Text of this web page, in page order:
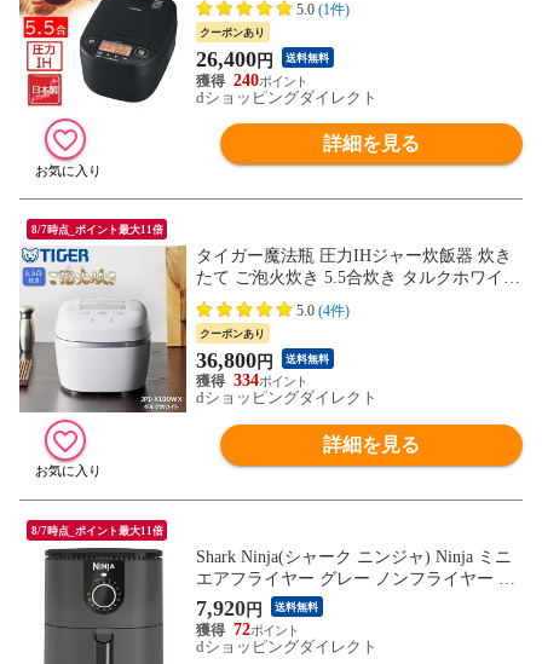
型番) NW-YA10-BA
5.0 (1件)
クーポンあり
26,400円 送料無料
240
dショッピングダイレクト
詳細を見る
8/7時点_ポイント最大11倍
タイガー魔法瓶 圧力IHジャー炊飯器 炊き
たて ご泡火炊き 5.5合炊き タルクホワイト
遠赤9層土鍋かまどコート釜 日本製 極みう
ま キッチン家電 ごはん お米 JPI-X100WX
5.0 (4件)
クーポンあり
36,800円 送料無料
334
dショッピングダイレクト
詳細を見る
8/7時点_ポイント最大11倍
Shark Ninja(シャーク ニンジャ) Ninja ミニ
エアフライヤー グレー ノンフライヤー 揚
げ物 コンパクト ヘルシー AF080J
7,920円 送料無料
72
dショッピングダイレクト